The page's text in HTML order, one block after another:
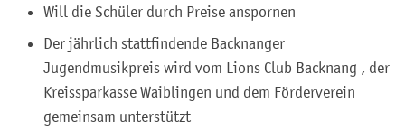
Will die Schüler durch Preise anspornen
Der jährlich stattfindende Backnanger
Jugendmusikpreis wird vom Lions Club Backnang , der
Kreissparkasse Waiblingen und dem Förderverein
gemeinsam unterstützt